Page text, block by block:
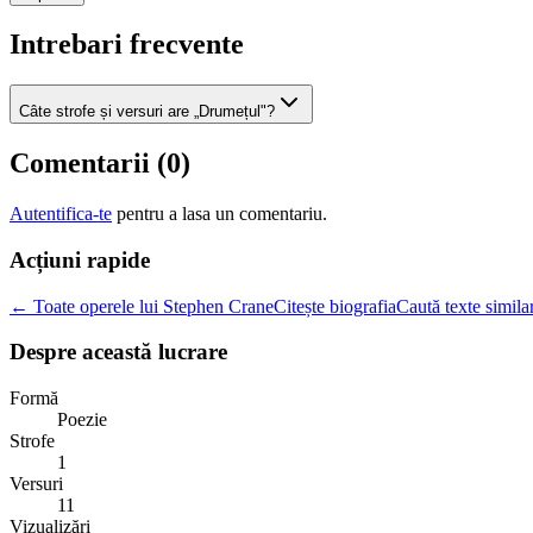
Intrebari frecvente
Câte strofe și versuri are „Drumețul"?
Comentarii (0)
Autentifica-te pentru a lasa un comentariu.
Acțiuni rapide
← Toate operele lui Stephen CraneCitește biografiaCaută texte
Despre această lucrare
Formă
Poezie
Strofe
1
Versuri
11
Vizualizări